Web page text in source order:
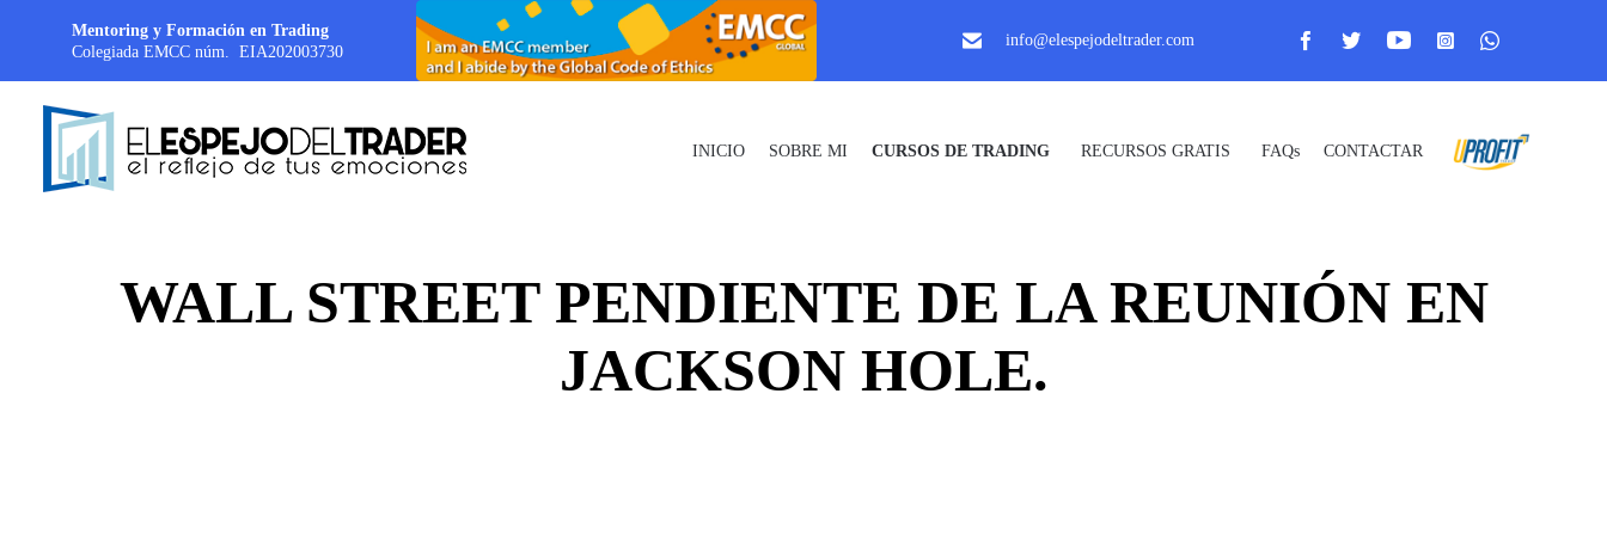
Mentoring y Formación en Trading
Colegiada EMCC núm. EIA202003730
info@elespejodeltrader.com
INICIO SOBRE MI CURSOS DE TRADING RECURSOS GRATIS FAQs CONTACTAR _ Uprofit _
WALL STREET PENDIENTE DE LA REUNIÓN EN
JACKSON HOLE.